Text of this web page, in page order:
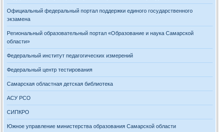
Официальный федеральный портал поддержки единого государственного
экзамена
Региональный образовательный портал «Образование и наука Самарской
области»
Федеральный институт педагогических измерений
Федеральный центр тестирования
Самарская областная детская библиотека
АСУ РСО
СИПКРО
Южное управление министерства образования Самарской области